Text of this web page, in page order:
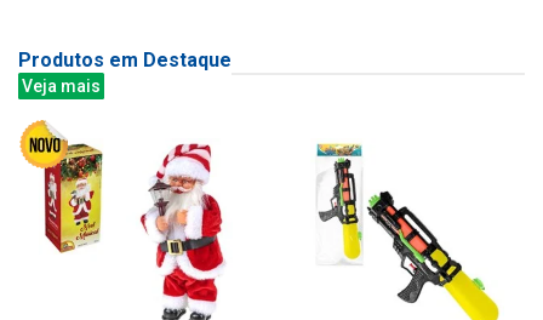
Produtos em Destaque
Veja mais